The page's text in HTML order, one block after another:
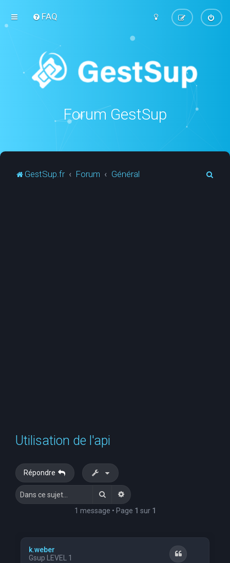
FAQ
Forum GestSup
GestSup.fr Forum Général
Utilisation de l'api
Répondre
RechercherRecherche avancée
1 message • Page 1 sur 1
k.weber
Gsup LEVEL 1
Citation